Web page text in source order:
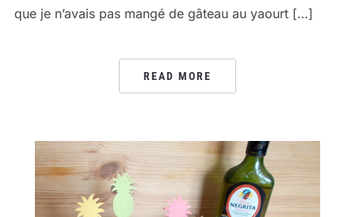
que je n’avais pas mangé de gâteau au yaourt […]
READ MORE